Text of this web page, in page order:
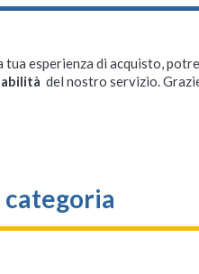
esperienza di acquisto,
del nostro servizio.